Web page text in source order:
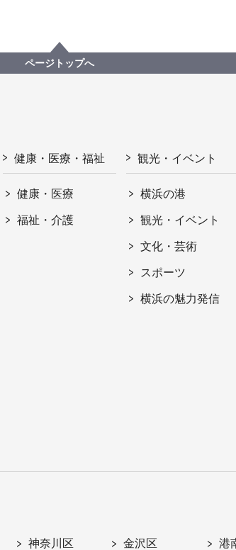
ページトップへ
健康・医療・福祉
健康・医療
福祉・介護
観光・イベント
横浜の港
観光・イベント
文化・芸術
スポーツ
横浜の魅力発信
神奈川区 金沢区 港